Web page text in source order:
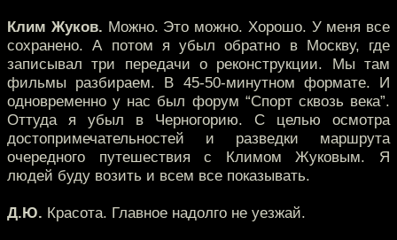
Клим Жуков. Можно. Это можно. Хорошо. У меня все
сохранено. А потом я убыл обратно в Москву, где
записывал три передачи о реконструкции. Мы там
фильмы разбираем. В 45-50-минутном формате. И
одновременно у нас был форум “Спорт сквозь века”.
Оттуда я убыл в Черногорию. С целью осмотра
достопримечательностей и разведки маршрута
очередного путешествия с Климом Жуковым. Я
людей буду возить и всем все показывать.
Д.Ю. Красота. Главное надолго не уезжай.